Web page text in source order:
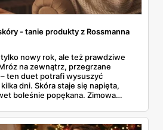
- tanie produkty z Rossmanna
nowy rok, ale też prawdziwe
na zewnątrz, przegrzane
ten duet potrafi wysuszyć
dni. Skóra staje się napięta,
boleśnie popękana. Zimowa
- 07.01.2026) znajdziesz
poniżej 22 złotych, które